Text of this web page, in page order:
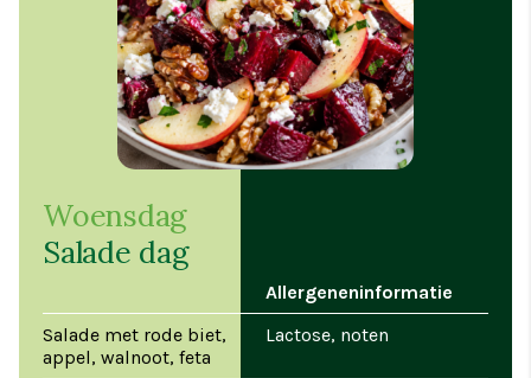
Woensdag
Salade dag
Allergeneninformatie
Salade met rode biet,
appel, walnoot, feta
Lactose, noten